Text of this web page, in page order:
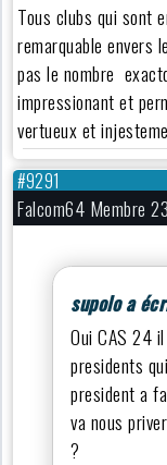
Tous clubs qui sont
remarquable envers
pas le nombre
impressionant et
vertueux et
#9291
Falcom64 Membre
supolo a
Oui CAS 24
presidents
president a
va nous
?